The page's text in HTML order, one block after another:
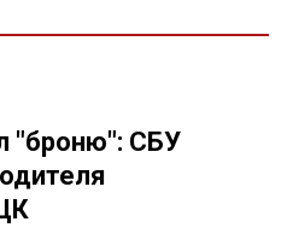
"броню": СБУ